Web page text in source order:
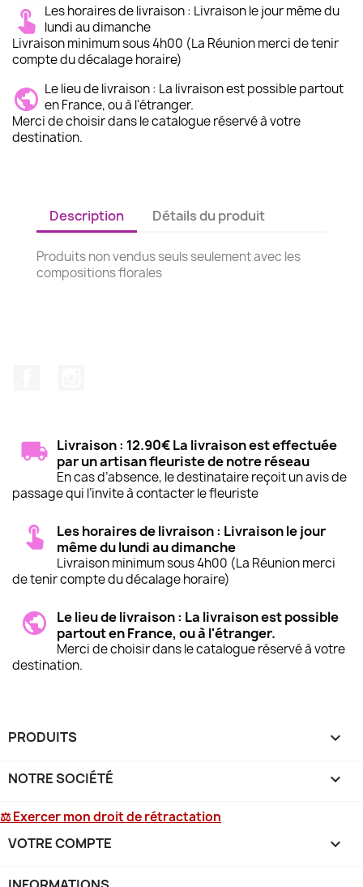
Les horaires de livraison : Livraison le jour même du
lundi au dimanche
Livraison minimum sous 4h00 (La Réunion merci de tenir
compte du décalage horaire)
Le lieu de livraison : La livraison est possible partout
en France, ou à l'étranger.
Merci de choisir dans le catalogue réservé à votre
destination.
Description Détails du produit
Produits non vendus seuls seulement avec les
compositions florales
Livraison : 12.90€ La livraison est effectuée
par un artisan fleuriste de notre réseau
En cas d’absence, le destinataire reçoit un avis de
passage qui l’invite à contacter le fleuriste
Les horaires de livraison : Livraison le jour
même du lundi au dimanche
Livraison minimum sous 4h00 (La Réunion merci
de tenir compte du décalage horaire)
Le lieu de livraison : La livraison est possible
partout en France, ou à l'étranger.
Merci de choisir dans le catalogue réservé à votre
destination.
PRODUITS 
NOTRE SOCIÉTÉ 
⚖ Exercer mon droit de rétractation
VOTRE COMPTE 
fleurs les plus adaptées à votre
situation, en lien avec le défunt et à
❤ Être conseillé